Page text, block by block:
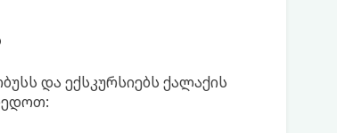
და ექსკურსიებს ქალაქის